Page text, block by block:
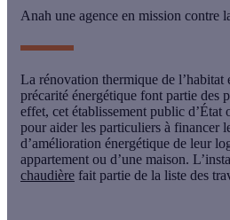
Anah une agence en mission contre
La rénovation thermique de l’habitat
précarité énergétique font partie des
effet, cet établissement public d’État
pour aider les particuliers à financer
d’amélioration énergétique de leur
appartement ou d’une maison.
chaudière fait partie de la liste des